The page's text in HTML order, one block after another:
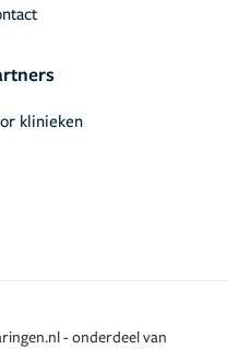
klinieken
- onderdeel van